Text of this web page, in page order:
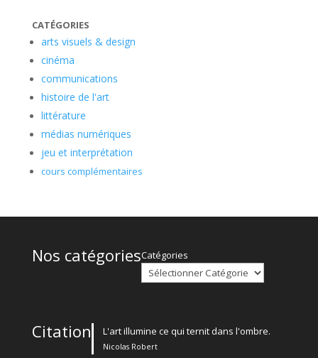
CATÉGORIES
arts visuels & design
cinéma
communications
histoire de l'art
littérature
médias numériques
jeu et interprétation
cours complémentaires
Nos catégoriesCatégories
Citation L'art illumine ce qui ternit dans l'ombre.
Nicolas Robert